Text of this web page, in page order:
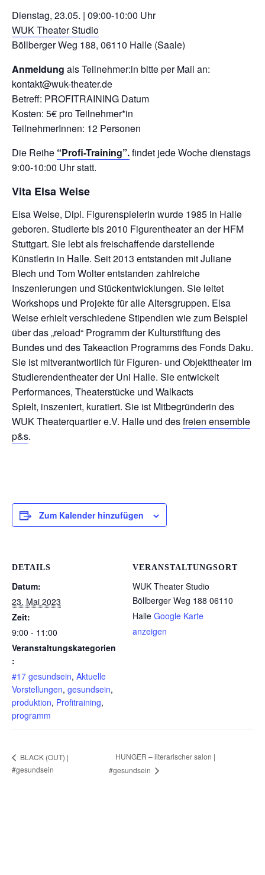
Dienstag, 23.05. | 09:00-10:00 Uhr
WUK Theater Studio
Böllberger Weg 188, 06110 Halle (Saale)
Anmeldung als Teilnehmer:in bitte per Mail an:
kontakt@wuk-theater.de
Betreff: PROFITRAINING Datum
Kosten: 5€ pro Teilnehmer*in
TeilnehmerInnen: 12 Personen
Die Reihe “Profi-Training”.findet jede Woche dienstags
9:00-10:00 Uhr statt.
Vita Elsa Weise
Elsa Weise, Dipl. Figurenspielerin wurde 1985 in Halle
geboren. Studierte bis 2010 Figurentheater an der HFM
Stuttgart. Sie lebt als freischaffende darstellende
Künstlerin in Halle. Seit 2013 entstanden mit Juliane
Blech und Tom Wolter entstanden zahlreiche
Inszenierungen und Stückentwicklungen. Sie leitet
Workshops und Projekte für alle Altersgruppen. Elsa
Weise erhielt verschiedene Stipendien wie zum Beispiel
über das „reload“ Programm der Kulturstiftung des
Bundes und des Takeaction Programms des Fonds Daku.
Sie ist mitverantwortlich für Figuren- und Objekttheater im
Studierendentheater der Uni Halle. Sie entwickelt
Performances, Theaterstücke und Walkacts
Spielt, inszeniert, kuratiert. Sie ist Mitbegründerin des
WUK Theaterquartier e.V. Halle und desfreien ensemble
p&s.
Zum Kalender hinzufügen
DETAILS
Datum:
23. Mai 2023
Zeit:
9:00 - 11:00
Veranstaltungskategorien
:
#17 gesundsein, Aktuelle
Vorstellungen, gesundsein,
produktion, Profitraining,
programm
VERANSTALTUNGSORT
WUK Theater Studio
Böllberger Weg 188 06110
Halle Google Karte
anzeigen
BLACK (OUT) |
#gesundsein
HUNGER – literarischer salon |
#gesundsein